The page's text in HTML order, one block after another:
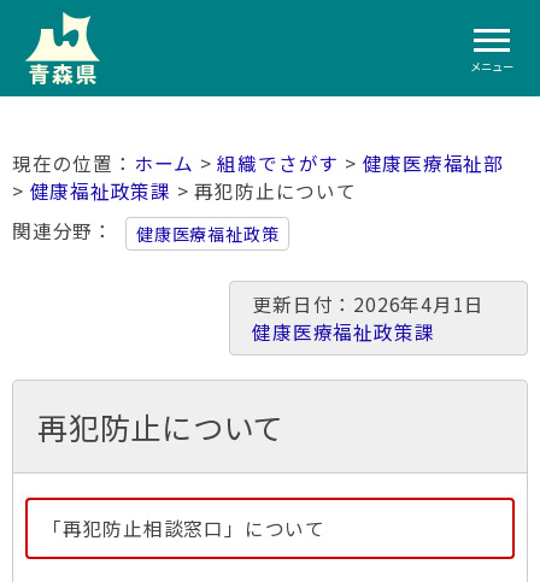
メニュー
ホーム >組織でさがす > 健康医療福祉部
> 健康福祉政策課 > 再犯防止について
関連分野
健康医療福祉政策
更新日付：2026年4月1日
健康医療福祉政策課
再犯防止について
「再犯防止相談窓口」について